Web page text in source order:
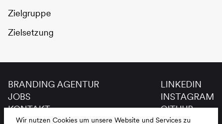
Wir nutzen Cookies um unsere Website und Services zu
Zielgruppe
Zielsetzung
BRANDING AGENTUR
JOBS
KONTAKT
GLOSSAR
LINKEDIN
INSTAGRAM
GITHUB